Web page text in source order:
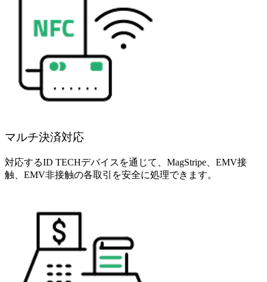
マルチ決済対応
対応するID TECHデバイスを通じて、MagStripe、EMV接
触、EMV非接触の各取引を安全に処理できます。